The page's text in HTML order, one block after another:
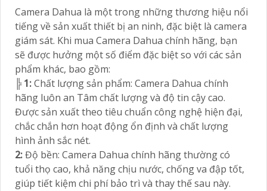
Camera Dahua là một trong những thương hiệu nổi
tiếng về sản xuất thiết bị an ninh, đặc biệt là camera
giám sát. Khi mua Camera Dahua chính hãng, bạn
sẽ được hưởng một số điểm đặc biệt so với các sản
phẩm khác, bao gồm:
╠1:Chất lượng sản phẩm: Camera Dahua chính
hãng luôn an Tâm chất lượng và độ tin cậy cao.
Được sản xuất theo tiêu chuẩn công nghệ hiện đại,
chắc chắn hơn hoạt động ổn định và chất lượng
hình ảnh sắc nét.
2:Độ bền: Camera Dahua chính hãng thường có
tuổi thọ cao, khả năng chịu nước, chống va đập tốt,
giúp tiết kiệm chi phí bảo trì và thay thế sau này.